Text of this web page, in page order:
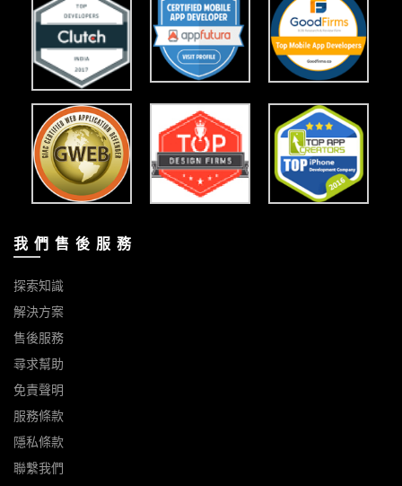
我 們 售 後 服 務
探索知識
解決方案
售後服務
尋求幫助
免責聲明
服務條款
隱私條款
聯繫我們